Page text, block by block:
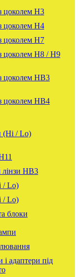
цоколем H3
цоколем H4
цоколем H7
цоколем H8 / H9
цоколем HB3
цоколем HB4
(Hi / Lo)
лінзи HB3
/ Lo)
/ Lo)
блоки
адаптери під